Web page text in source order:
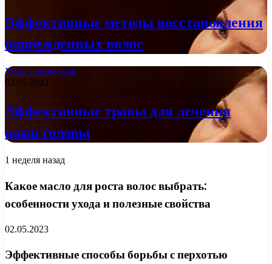
Эффективные методы восстановления
поврежденных волос
Уход за волосами
02.05.2023
Эффективные травы для лечения
кожи головы
1 неделя назад
Какое масло для роста волос выбрать:
особенности ухода и полезные свойства
02.05.2023
Эффективные способы борьбы с перхотью